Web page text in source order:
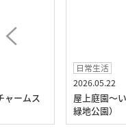
ャームス
日常生活
2026.05.22
屋上庭園～
緑地公園）